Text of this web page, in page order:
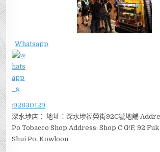
Whatsapp
:92830129
深水埗店： 地址：深水埗福榮街92C號地舖
Po Tobacco Shop Address: Shop C G/F, 92
Shui Po, Kowloon